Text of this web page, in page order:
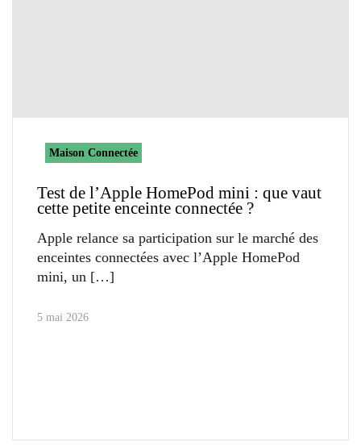
Maison Connectée
Test de l’Apple HomePod mini : que vaut
cette petite enceinte connectée ?
Apple relance sa participation sur le marché des
enceintes connectées avec l’Apple HomePod
mini, un
5 mai 2026